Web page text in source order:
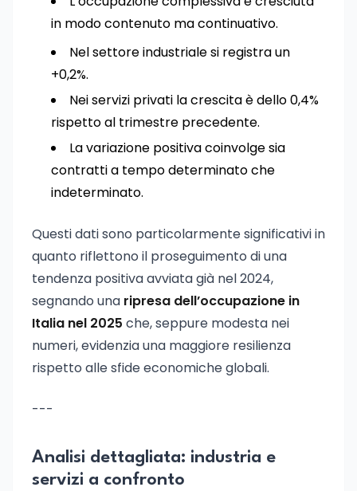
in modo contenuto ma continuativo.
Nel settore industriale si registra un
+0,2%.
Nei servizi privati la crescita è dello 0,4%
rispetto al trimestre precedente.
La variazione positiva coinvolge sia
contratti a tempo determinato che
indeterminato.
Questi dati sono particolarmente significativi in
quanto riflettono il proseguimento di una
tendenza positiva avviata già nel 2024,
segnando una ripresa dell’occupazione in
Italia nel 2025 che, seppure modesta nei
numeri, evidenzia una maggiore resilienza
rispetto alle sfide economiche globali.
---
Analisi dettagliata: industria e
servizi a confronto